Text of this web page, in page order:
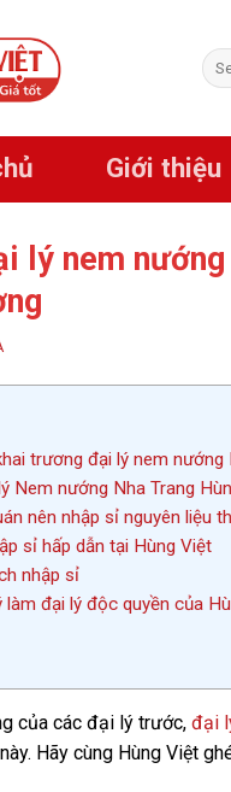
for:
Giới thiệu
lý nem
trương đại lý nem
Nem nướng Nha Trang
nên nhập sỉ nguyên liệu
sỉ hấp dẫn tại Hùng Việt
nhập sỉ
làm đại lý độc quyền của
của các đại lý trước, đại
này. Hãy cùng Hùng Việt